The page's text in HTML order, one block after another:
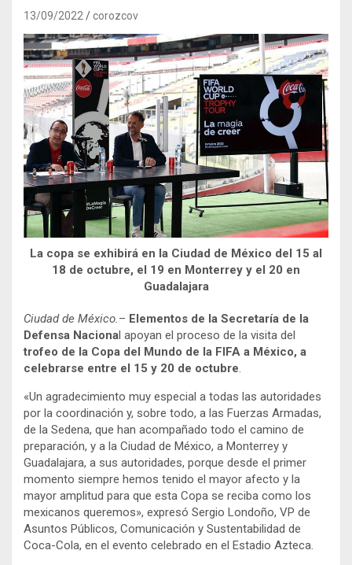
13/09/2022 corozcov
La copa se exhibirá en la Ciudad de México del 15 al
18 de octubre, el 19 en Monterrey y el 20 en
Guadalajara
Ciudad de México. – Elementos de la Secretaría de la
Defensa Nacional apoyan el proceso de la visita del
trofeo de la Copa del Mundo de la FIFA a México, a
celebrarse entre el 15 y 20 de octubre
«Un agradecimiento muy especial a todas las autoridades
por la coordinación y, sobre todo, a las Fuerzas Armadas,
de la Sedena, que han acompañado todo el camino de
preparación, y a la Ciudad de México, a Monterrey y
Guadalajara, a sus autoridades, porque desde el primer
momento siempre hemos tenido el mayor afecto y la
mayor amplitud para que esta Copa se reciba como los
mexicanos queremos», expresó Sergio Londoño, VP de
Asuntos Públicos, Comunicación y Sustentabilidad de
Coca-Cola, en el evento celebrado en el Estadio Azteca.